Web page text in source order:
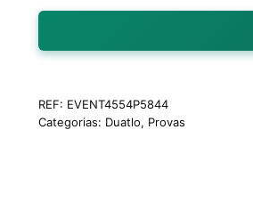
REF: EVENT4554P5844
Categorias: Duatlo, Provas